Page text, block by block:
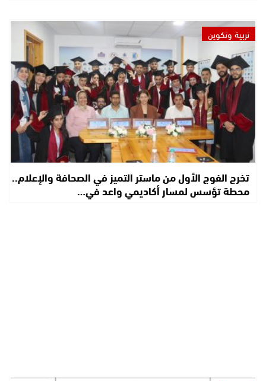
تربية وتكوين
تخرج الفوج الأول من ماستر التميز في الصحافة والإعلام..
محطة تؤسس لمسار أكاديمي واعد في…